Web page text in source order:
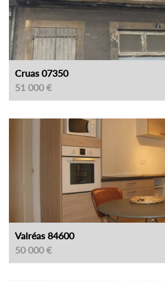
Cruas 07350
51 000 €
Valréas 84600
50 000 €